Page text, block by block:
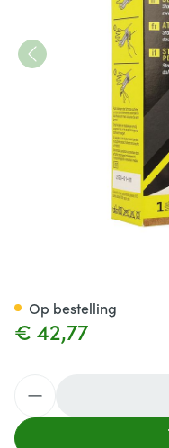
€ 42,77
Op bestelling